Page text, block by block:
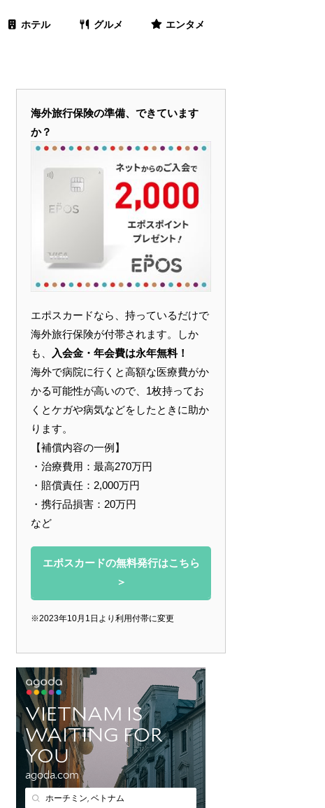
ホテル グルメ エンタメ
海外旅行保険の準備、できています
か？
エポスカードなら、持っているだけで
海外旅行保険が付帯されます。しか
も、
入会金・年会費は永年無料！
海外で病院に行くと高額な医療費がか
かる可能性が高いので、1枚持ってお
くとケガや病気などをしたときに助か
ります。
【補償内容の一例】
・治療費用：最高270万円
・賠償責任：2,000万円
・携行品損害：20万円
など
エポスカードの無料発行はこちら
＞
※2023年10月1日より利用付帯に変更